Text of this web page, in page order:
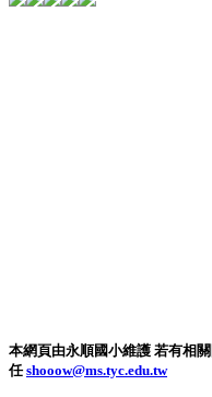
本網頁由永順國小維護 若有相
任shooow@ms.tyc.edu.tw